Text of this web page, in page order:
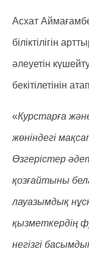
Асхат
біліктілігін
әлеуетін
бекітілетінін
«Курстарға
жөніндегі
Өзгерістер
қозғайтыны
лауазымдық
қызметкердің
негізгі